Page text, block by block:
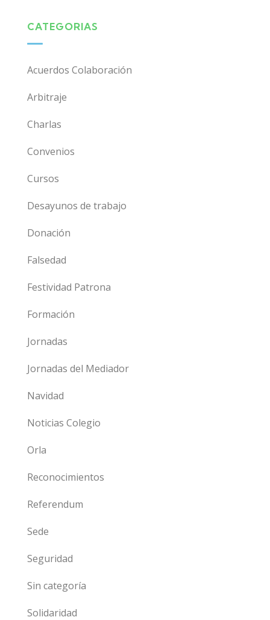
CATEGORIAS
Acuerdos Colaboración
Arbitraje
Charlas
Convenios
Cursos
Desayunos de trabajo
Donación
Falsedad
Festividad Patrona
Formación
Jornadas
Jornadas del Mediador
Navidad
Noticias Colegio
Orla
Reconocimientos
Referendum
Sede
Seguridad
Sin categoría
Solidaridad